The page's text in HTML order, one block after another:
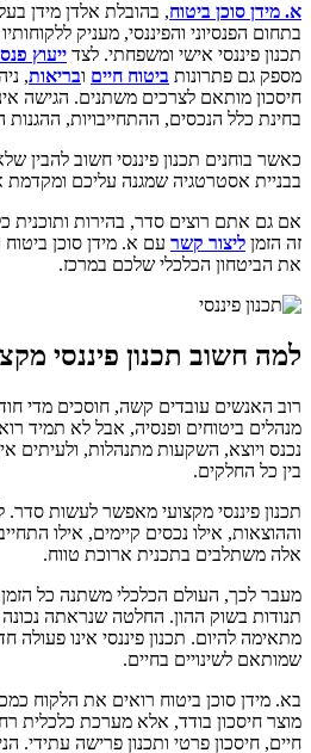
א. מידן סוכן ביטוח, בהובלת אלדן מידן
בתחום הפנסיוני והפיננסי, מעניק
תכנון פיננסי אישי ומשפחתי. לצד ייעוץ
מספק גם פתרונות ביטוח חיים ובריאות,
חיסכון מותאם לצרכים משתנים. הגישה
בחינת כלל הנכסים, ההתחייבויות, ההגנות
כאשר בוחנים תכנון פיננסי חשוב להבין
בבניית אסטרטגיה שמגנה עליכם
אם גם אתם רוצים סדר, בהירות ותוכנית
זה הזמן ליצור קשר עם א. מידן סוכן ביטוח
את הביטחון הכלכלי שלכם במרכז.
למה חשוב תכנון פיננסי
רוב האנשים עובדים קשה, חוסכים מדי
מנהלים ביטוחים ופנסיה, אבל לא תמיד
נכנס ויוצא, השקעות מתנהלות, ולעיתים
בין כל החלקים.
תכנון פיננסי מקצועי מאפשר לעשות
וההוצאות, אילו נכסים קיימים, אילו
אלה משתלבים בתכנית ארוכת טווח.
מעבר לכך, העולם הכלכלי משתנה כל הזמן.
תנודות בשוק ההון. החלטה שנראתה
מתאימה להיום. תכנון פיננסי אינו
שמותאם לשינויים בחיים.
בא. מידן סוכן ביטוח רואים את הלקוח
מוצר חיסכון בודד, אלא מערכת כלכלית
חיים, חיסכון פרטי ותכנון פרישה עתידי.